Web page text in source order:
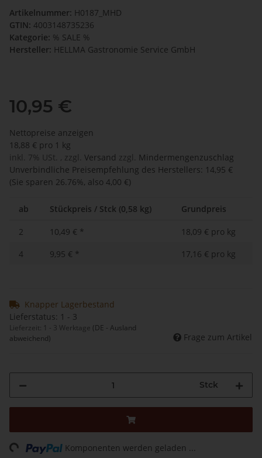
Artikelnummer: H0187_MHD
GTIN: 4003148735236
Kategorie: % SALE %
Hersteller: HELLMA Gastronomie Service GmbH
10,95 €
Nettopreise anzeigen
18,88 € pro 1 kg
inkl. 7% USt. , zzgl. Versand zzgl.
Mindermengenzuschlag
Unverbindliche Preisempfehlung des Herstellers: 14,95 €
(Sie sparen 26.76%, also 4,00 €)
ab Stückpreis / Stck (0,58 kg) Grundpreis
2 10,49 € *
18,09 € pro kg
4
9,95 € * 17,16 € pro kg
Knapper Lagerbestand
Lieferstatus: 1 - 3
Lieferzeit: 1 - 3 Werktage (DE - Ausland
abweichend)
Frage zum Artikel
Stck
Loading... Komponenten werden geladen ...